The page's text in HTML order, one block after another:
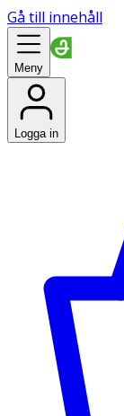
Gå till innehåll
Meny
Logga in